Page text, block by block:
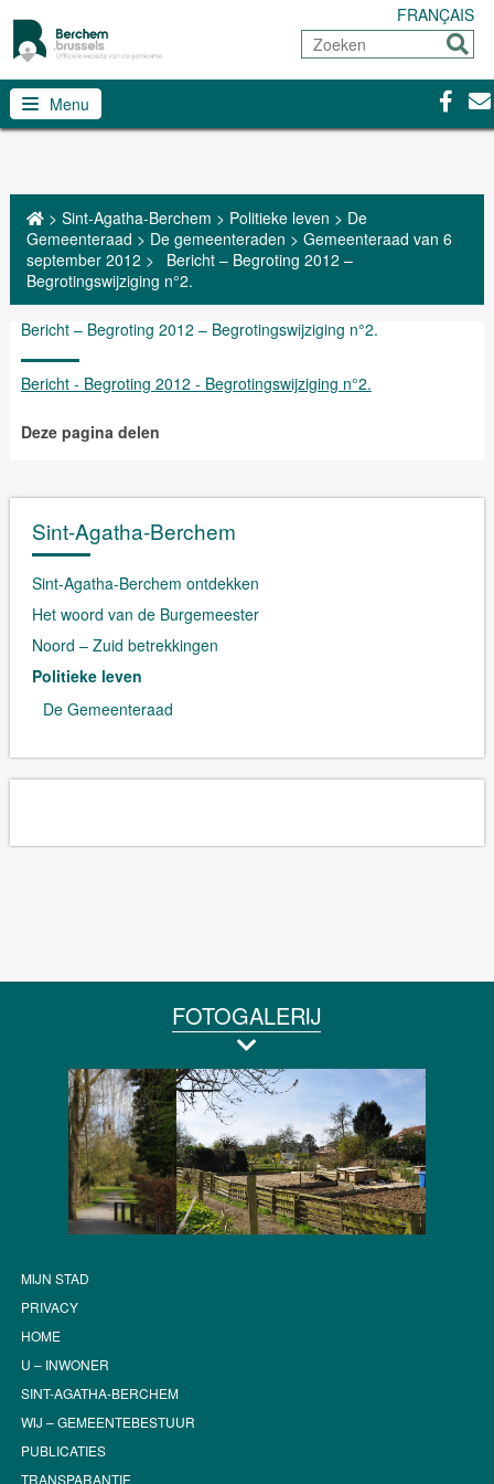
FRANÇAIS
Zoeken
Sturen
Menu
> Sint-Agatha-Berchem > Politieke leven > De
Gemeenteraad > De gemeenteraden > Gemeenteraad van 6
september 2012 >
Bericht – Begroting 2012 –
Begrotingswijziging n°2.
Bericht – Begroting 2012 – Begrotingswijziging n°2.
Bericht - Begroting 2012 - Begrotingswijziging n°2.
Deze pagina delen
Sint-Agatha-Berchem
Sint-Agatha-Berchem ontdekken
Het woord van de Burgemeester
Noord – Zuid betrekkingen
Politieke leven
De Gemeenteraad
FOTOGALERIJ
MIJN STAD
PRIVACY
HOME
U – INWONER
SINT-AGATHA-BERCHEM
WIJ – GEMEENTEBESTUUR
PUBLICATIES
TRANSPARANTIE